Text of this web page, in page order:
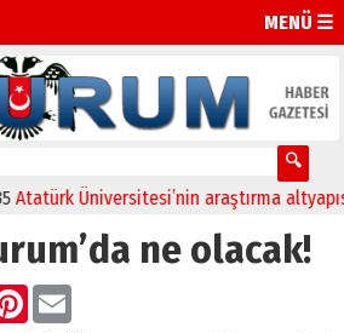
MENÜ ☰
Üniversitesi’nin araştırma
ne olacak!
Pinterest
Email